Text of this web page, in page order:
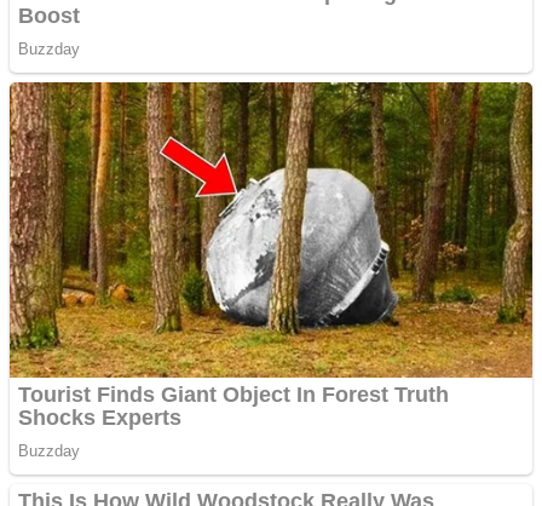
Covid-19: 755 de cazuri
noi în România
Răcitor de apă CW5000
pentru freze cu laser fără
metale
metale